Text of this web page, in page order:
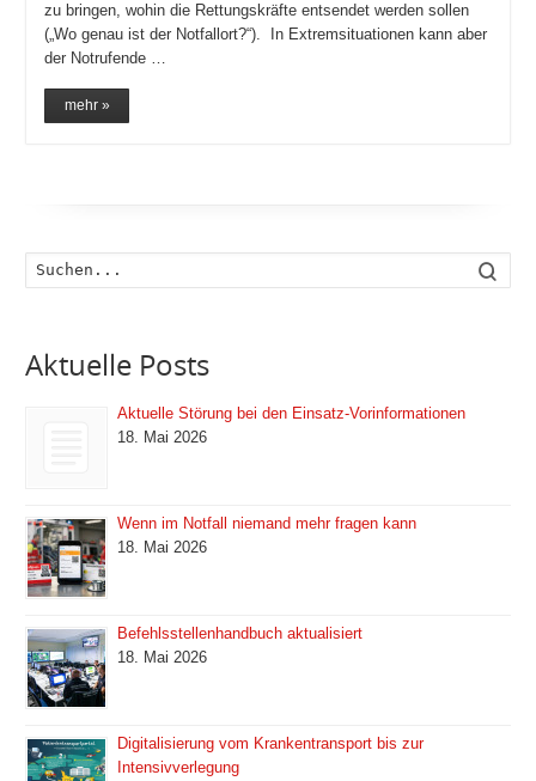
zu bringen, wohin die Rettungskräfte entsendet werden sollen
(„Wo genau ist der Notfallort?“). In Extremsituationen kann aber
der Notrufende …
mehr »
Aktuelle Posts
Aktuelle Störung bei den Einsatz-Vorinformationen
18. Mai 2026
Wenn im Notfall niemand mehr fragen kann
18. Mai 2026
Befehlsstellenhandbuch aktualisiert
18. Mai 2026
Digitalisierung vom Krankentransport bis zur
Intensivverlegung